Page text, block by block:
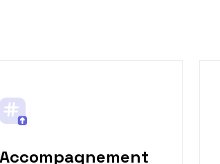
Accompagnement